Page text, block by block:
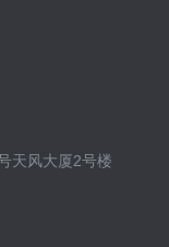
天风大厦2号楼